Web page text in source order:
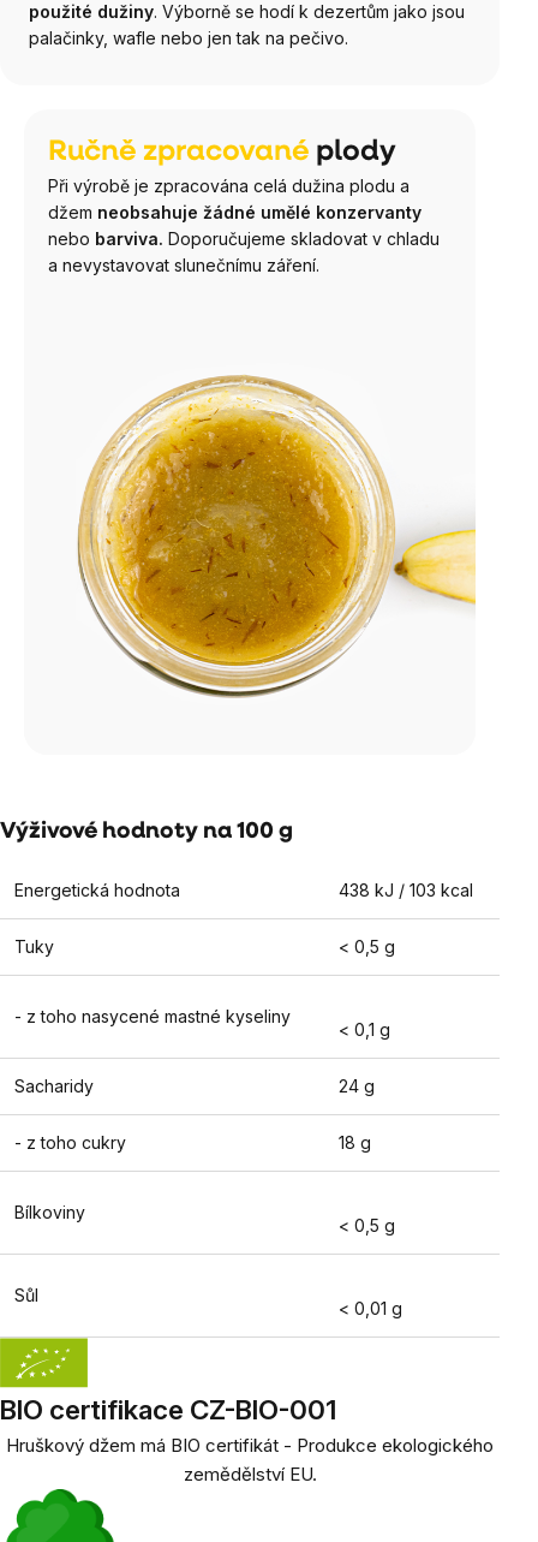
použité dužiny. Výborně se hodí k dezertům jako jsou
palačinky, wafle nebo jen tak na pečivo.
Ručně zpracované plody
Při výrobě je zpracována celá dužina plodu a
džem neobsahuje žádné umělé konzervanty
nebo barviva. Doporučujeme skladovat v chladu
a nevystavovat slunečnímu záření.
Výživové hodnoty na 100 g
Energetická hodnota 438 kJ / 103 kcal
Tuky < 0,5 g
- z toho nasycené mastné kyseliny
< 0,1 g
Sacharidy 24 g
- z toho cukry 18 g
Bílkoviny
< 0,5 g
Sůl
< 0,01 g
BIO certifikace CZ-BIO-001
Hruškový džem má BIO certifikát - Produkce ekologického
zemědělství EU.